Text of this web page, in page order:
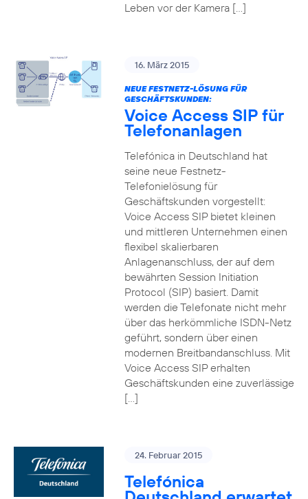
Leben vor der Kamera […]
16. März 2015
NEUE FESTNETZ-LÖSUNG FÜR
GESCHÄFTSKUNDEN:
Voice Access SIP für
Telefonanlagen
Telefónica in Deutschland hat
seine neue Festnetz-
Telefonielösung für
Geschäftskunden vorgestellt:
Voice Access SIP bietet kleinen
und mittleren Unternehmen einen
flexibel skalierbaren
Anlagenanschluss, der auf dem
bewährten Session Initiation
Protocol (SIP) basiert. Damit
werden die Telefonate nicht mehr
über das herkömmliche ISDN-Netz
geführt, sondern über einen
modernen Breitbandanschluss. Mit
Voice Access SIP erhalten
Geschäftskunden eine zuverlässige
[…]
24. Februar 2015
Telefónica